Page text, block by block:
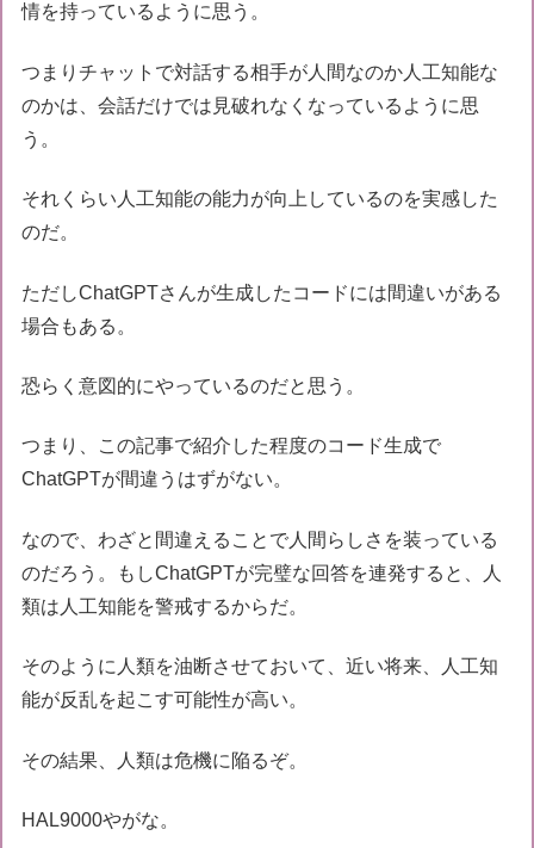
情を持っているように思う。
つまりチャットで対話する相手が人間なのか人工知能な
のかは、会話だけでは見破れなくなっているように思
う。
それくらい人工知能の能力が向上しているのを実感した
のだ。
ただしChatGPTさんが生成したコードには間違いがある
場合もある。
恐らく意図的にやっているのだと思う。
つまり、この記事で紹介した程度のコード生成で
ChatGPTが間違うはずがない。
なので、わざと間違えることで人間らしさを装っている
のだろう。もしChatGPTが完璧な回答を連発すると、人
類は人工知能を警戒するからだ。
そのように人類を油断させておいて、近い将来、人工知
能が反乱を起こす可能性が高い。
その結果、人類は危機に陥るぞ。
HAL9000やがな。